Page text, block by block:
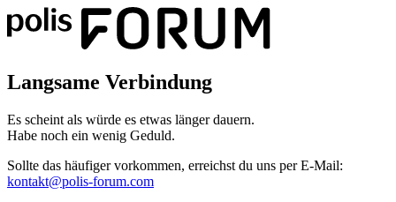
Langsame Verbindung
Es scheint als würde es etwas länger dauern.
Habe noch ein wenig Geduld.
Sollte das häufiger vorkommen, erreichst du uns per E-Mail:
kontakt@polis-forum.com